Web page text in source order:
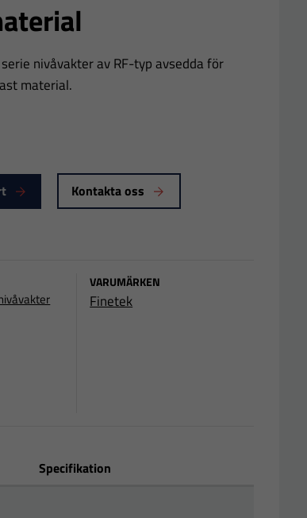
nivåvakter av RF-typ avsedda för
material.
Kontakta oss
VARUMÄRKEN
Finetek
Specifikation